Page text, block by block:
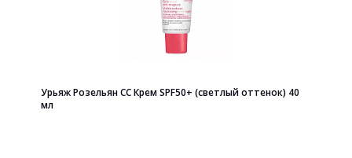
Урьяж Розельян СС Крем SPF50+ (светлый оттенок) 40
мл